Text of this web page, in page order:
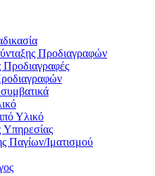
Προδιαγραφών
Προδιαγραφές
Υλικό
Yπηρεσίας
Παγίων/Ιματισμού